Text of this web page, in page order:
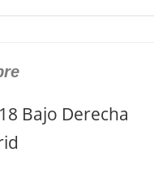
Bajo Derecha